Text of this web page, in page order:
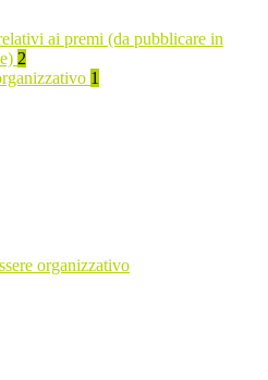
ai premi (da pubblicare in
2
1
organizzativo